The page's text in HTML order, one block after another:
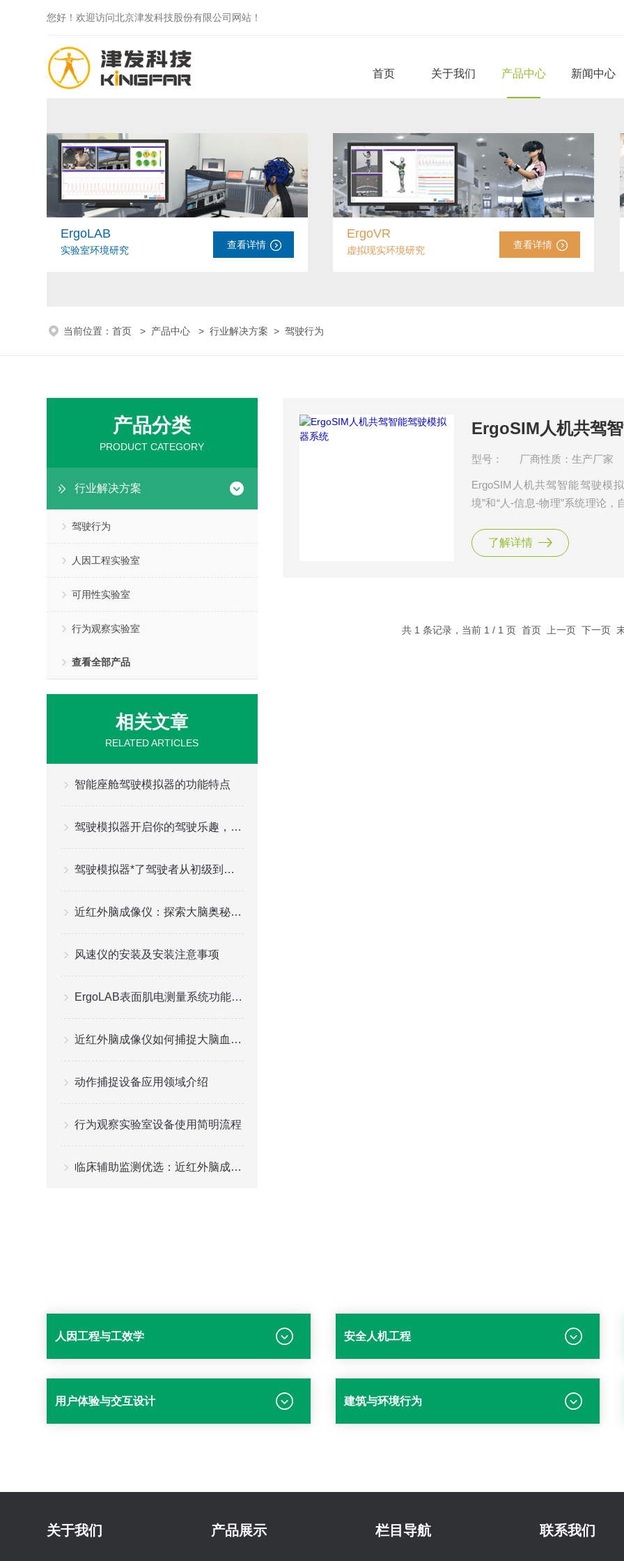
您好！欢迎访问北京津发科技股份有限公司网站！
首页 关于我们 产品中心 新闻中心
ErgoLAB
实验室环境研究 查看详情
ErgoVR
虚拟现实环境研究 查看详情
当前位置：首页 > 产品中心 >行业解决方案 >驾驶行为
产品分类
PRODUCT CATEGORY
行业解决方案
驾驶行为
人因工程实验室
可用性实验室
行为观察实验室
查看全部产品
相关文章
RELATED ARTICLES
智能座舱驾驶模拟器的功能特点
驾驶模拟器开启你的驾驶乐趣，给你更好的游戏体验
驾驶模拟器*了驾驶者从初级到专业级别驾驶体验
近红外脑成像仪：探索大脑奥秘的新工具
风速仪的安装及安装注意事项
ErgoLAB表面肌电测量系统功能特点
近红外脑成像仪如何捕捉大脑血氧动态变化？
动作捕捉设备应用领域介绍
行为观察实验室设备使用简明流程
临床辅助监测优选：近红外脑成像仪安全便捷守护脑部健康评估
ErgoSIM人机共驾
型号： 厂商性质：生产厂家
ErgoSIM人机共驾智能驾驶模
境”和“人-信息-物理”系统理论
心，通过实时同步采集多维度人
态，进而对智能系统进行评价优
了解详情
共 1 条记录，当前 1 / 1 页 首页 上一页 下一页
人因工程与工效学 安全人机工程
用户体验与交互设计 建筑与环境行为
关于我们 产品展示 栏目导航 联系我们